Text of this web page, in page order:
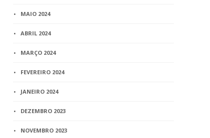
MAIO 2024
ABRIL 2024
MARÇO 2024
FEVEREIRO 2024
JANEIRO 2024
DEZEMBRO 2023
NOVEMBRO 2023